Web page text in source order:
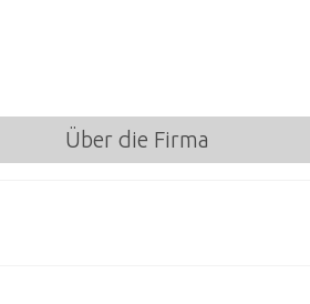
Über die Firma